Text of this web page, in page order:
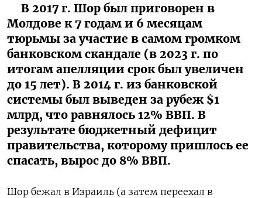
В 2017 г. Шор был приговорен в
Молдове к 7 годам и 6 месяцам
тюрьмы за участие в самом громком
банковском скандале (в 2023 г. по
итогам апелляции срок был увеличен
до 15 лет). В 2014 г. из банковской
системы был выведен за рубеж $1
млрд, что равнялось 12% ВВП. В
результате бюджетный дефицит
правительства, которому пришлось ее
спасать, вырос до 8% ВВП.
Шор бежал в Израиль (а затем переехал в